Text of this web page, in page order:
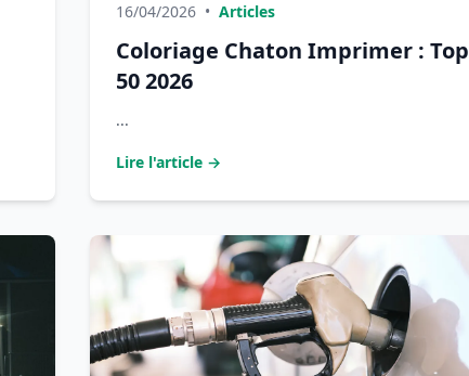
16/04/2026 • Articles
Coloriage Chaton Imprimer : Top
50 2026
...
Lire l'article →